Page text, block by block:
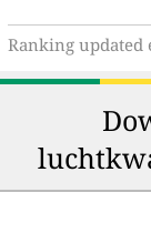
Ranking updated